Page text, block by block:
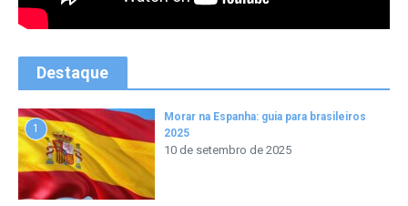
Destaque
1
Morar na Espanha: guia para brasileiros
2025
10 de setembro de 2025